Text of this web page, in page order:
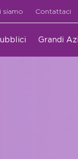
siamo Contattaci
Grandi